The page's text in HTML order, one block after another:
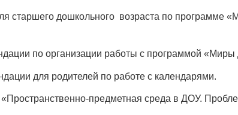
старшего дошкольного возраста по программе
по организации работы с программой «Миры
для родителей по работе с календарями.
«Пространственно-предметная среда в ДОУ.